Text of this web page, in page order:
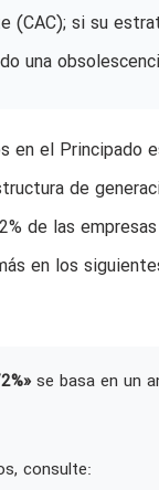
si su
una
en el Principado
de
de las
en los
se basa en un
consulte: